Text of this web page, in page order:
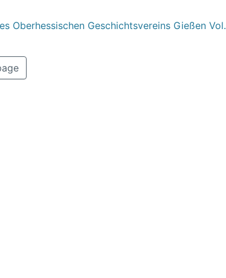
Oberhessischen Geschichtsvereins Gießen